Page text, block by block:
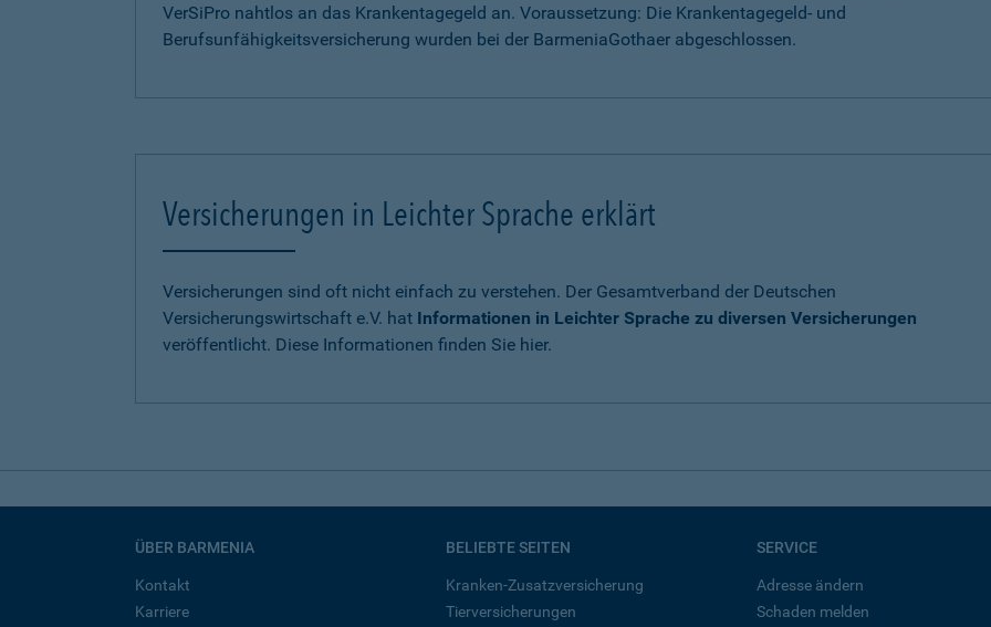
VerSiPro nahtlos an das Krankentagegeld an. Voraussetzung: Die Krankentagegeld- und
Berufsunfähigkeitsversicherung wurden bei der BarmeniaGothaer abgeschlossen.
Versicherungen in Leichter Sprache erklärt
Versicherungen sind oft nicht einfach zu verstehen. Der Gesamtverband der Deutschen
Versicherungswirtschaft e.V. hat Informationen in Leichter Sprache zu diversen Versicherungen
veröffentlicht. Diese Informationen finden Sie hier.
ÜBER BARMENIA
Kontakt
Karriere
BELIEBTE SEITEN
Kranken-Zusatzversicherung
Tierversicherungen
SERVICE
Adresse ändern
Schaden melden